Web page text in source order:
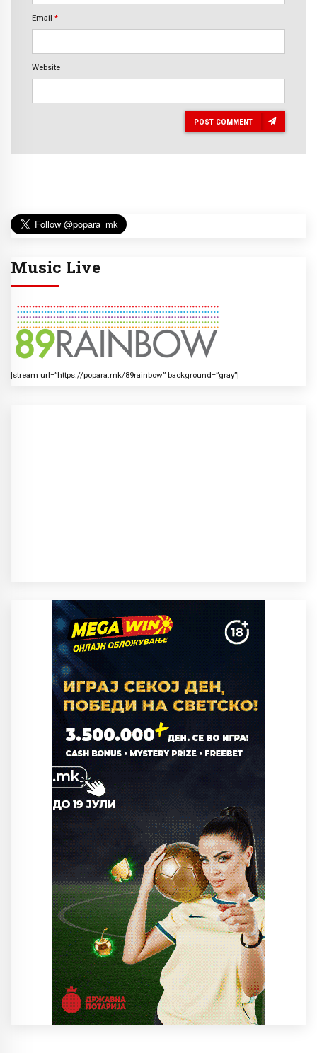
Email *
Website
POST COMMENT
Music Live
[stream url=”https://popara.mk/89rainbow” background=”gray”]